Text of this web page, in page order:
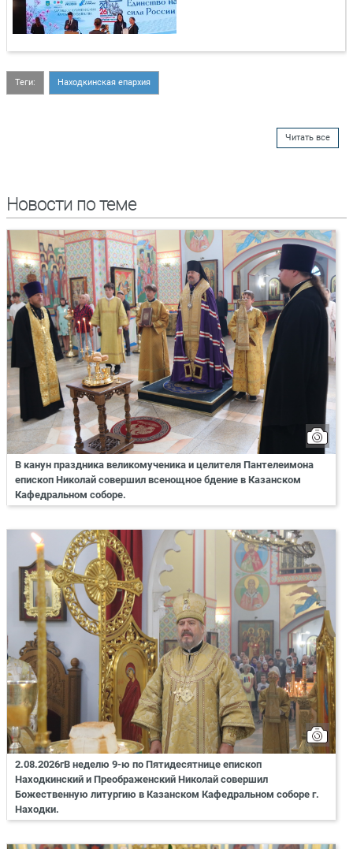
Теги: Находкинская епархия
Читать все
Новости по теме
В канун праздника великомученика и целителя Пантелеимона
епископ Николай совершил всенощное бдение в Казанском
Кафедральном соборе.
2.08.2026гВ неделю 9-ю по Пятидесятнице епископ
Находкинский и Преображенский Николай совершил
Божественную литургию в Казанском Кафедральном соборе г.
Находки.